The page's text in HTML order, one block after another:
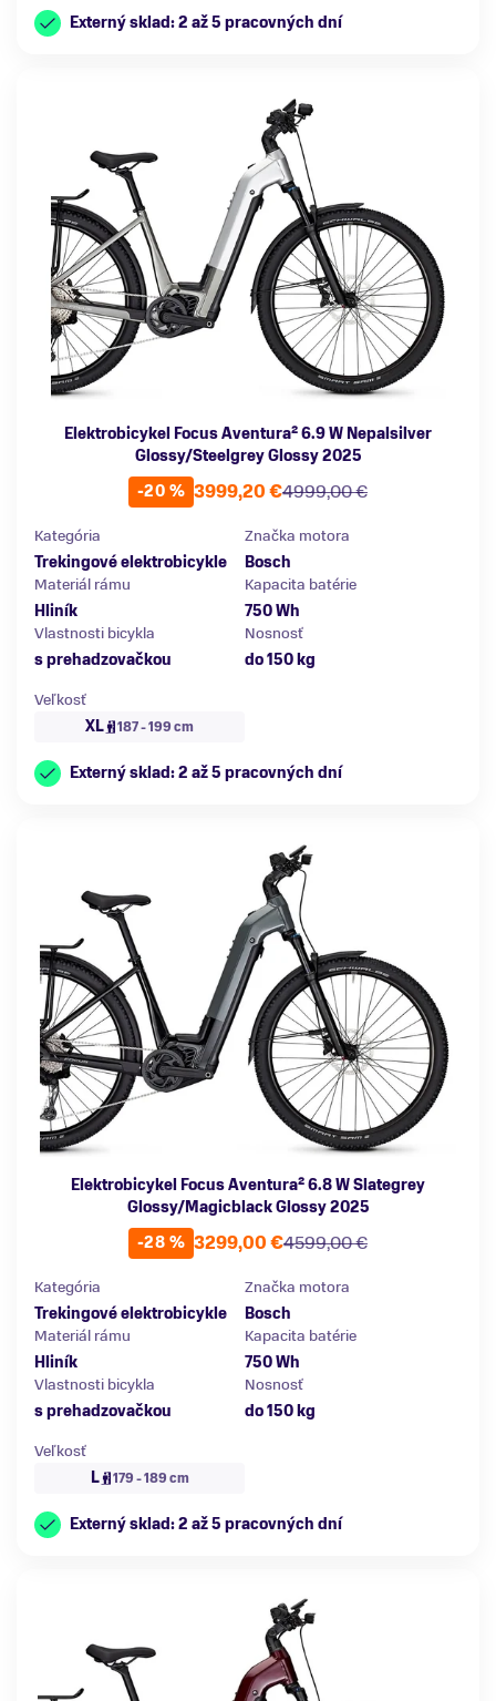
Externý sklad: 2 až 5 pracovných dní
Elektrobicykel Focus Aventura² 6.9 W Nepalsilver
Glossy/Steelgrey Glossy 2025
-20 %
4999,00 €
3999,20 €
Kategória
Trekingové elektrobicykle
Značka motora
Bosch
Materiál rámu
Hliník
Kapacita batérie
750 Wh
Vlastnosti bicykla
s prehadzovačkou
Nosnosť
do 150 kg
Veľkosť
XL
187 - 199 cm
Externý sklad: 2 až 5 pracovných dní
Elektrobicykel Focus Aventura² 6.8 W Slategrey
Glossy/Magicblack Glossy 2025
-28 %
4599,00 €
3299,00 €
Kategória
Trekingové elektrobicykle
Značka motora
Bosch
Materiál rámu
Hliník
Kapacita batérie
750 Wh
Vlastnosti bicykla
s prehadzovačkou
Nosnosť
do 150 kg
Veľkosť
L
179 - 189 cm
Externý sklad: 2 až 5 pracovných dní